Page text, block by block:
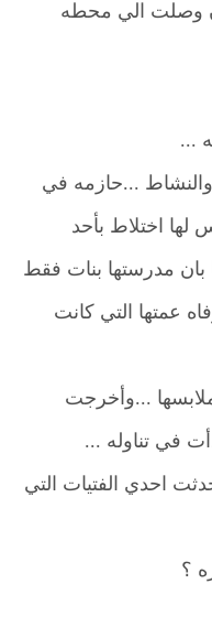
ان وصلت الي محطه
...
والنشاط ...حازمه في
لها اختلاط بأحد
مدرستها بنات فقط
عمتها التي كانت
...وأخرجت
في تناوله ...
احدي الفتيات التي
؟